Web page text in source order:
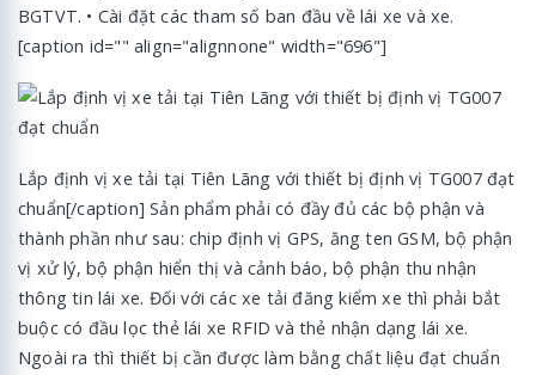
BGTVT. • Cài đặt các tham số ban đầu về lái xe và xe.
[caption id="" align="alignnone" width="696"]
Lắp định vị xe tải tại Tiên Lãng với thiết bị định vị TG007 đạt
chuẩn[/caption] Sản phẩm phải có đầy đủ các bộ phận và
thành phần như sau: chip định vị GPS, ăng ten GSM, bộ phận
vị xử lý, bộ phận hiển thị và cảnh báo, bộ phận thu nhận
thông tin lái xe. Đối với các xe tải đăng kiểm xe thì phải bắt
buộc có đầu lọc thẻ lái xe RFID và thẻ nhận dạng lái xe.
Ngoài ra thì thiết bị cần được làm bằng chất liệu đạt chuẩn